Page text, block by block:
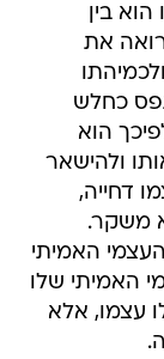
בין
את
כחלש
הוא
ולהישאר
דחייה,
משקר.
האמיתי
עמ' 211). העצמי האמיתי שלו
עצמו, אלא